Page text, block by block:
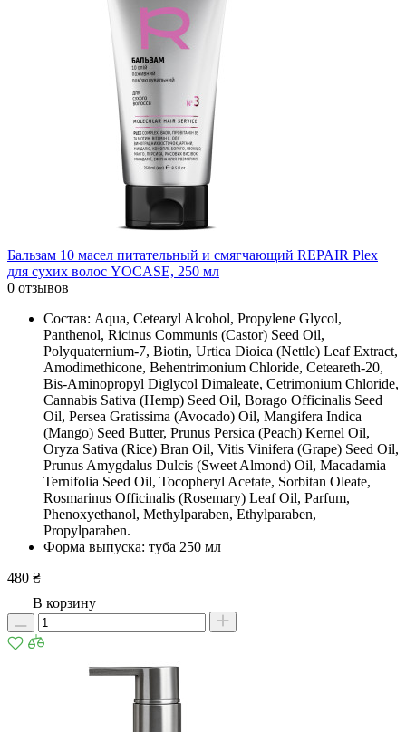
Бальзам 10 масел питательный и смягчающий REPAIR Plex
для сухих волос YOCASE, 250 мл
0 отзывов
Состав: Aqua, Cetearyl Alcohol, Propylene Glycol,
Panthenol, Ricinus Communis (Castor) Seed Oil,
Polyquaternium-7, Biotin, Urtica Dioica (Nettle) Leaf Extract,
Amodimethicone, Behentrimonium Chloride, Ceteareth-20,
Bis-Aminopropyl Diglycol Dimaleate, Cetrimonium Chloride,
Cannabis Sativa (Hemp) Seed Oil, Borago Officinalis Seed
Oil, Persea Gratissima (Avocado) Oil, Mangifera Indica
(Mango) Seed Butter, Prunus Persica (Peach) Kernel Oil,
Oryza Sativa (Rice) Bran Oil, Vitis Vinifera (Grape) Seed Oil,
Prunus Amygdalus Dulcis (Sweet Almond) Oil, Macadamia
Ternifolia Seed Oil, Tocopheryl Acetate, Sorbitan Oleate,
Rosmarinus Officinalis (Rosemary) Leaf Oil, Parfum,
Phenoxyethanol, Methylparaben, Ethylparaben,
Propylparaben.
Форма выпуска: туба 250 мл
480 ₴
В корзину